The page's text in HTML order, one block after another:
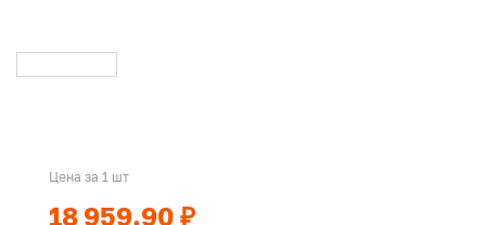
Цена за 1 шт
18 959.90 ₽